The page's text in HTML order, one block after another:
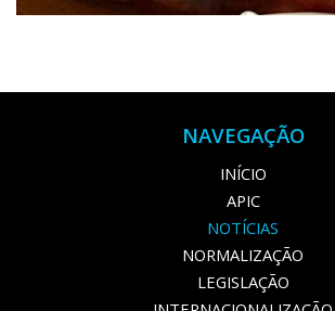
NAVEGAÇÃO
INÍCIO
APIC
NOTÍCIAS
NORMALIZAÇÃO
LEGISLAÇÃO